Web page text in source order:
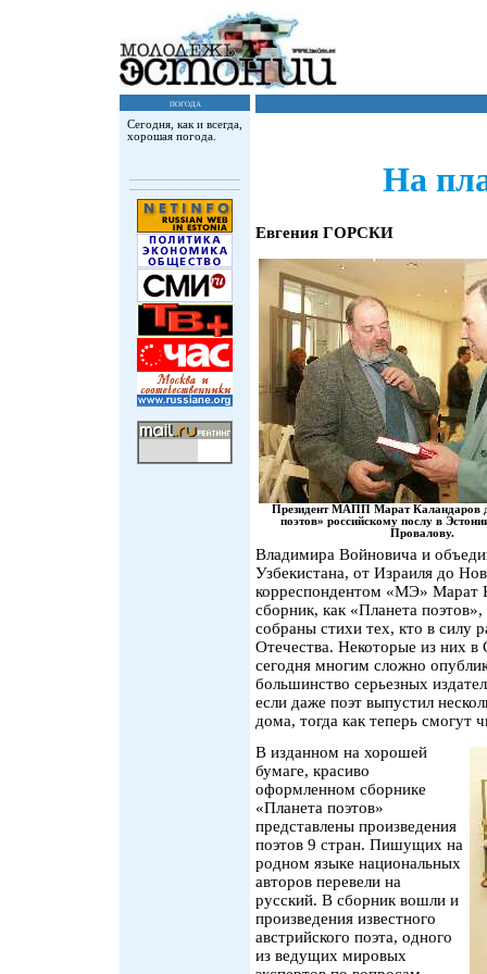
погода
Сегодня, как и всегда,
хорошая погода.
На
Евгения ГОРСКИ
Президент МАПП Марат Каландаров
поэтов» российскому послу в
Провалову.
Владимира Войновича и
Узбекистана, от Израиля до
корреспондентом «МЭ» Марат
сборник, как «Планета
собраны стихи тех, кто в силу
Отечества. Некоторые из них
сегодня многим сложно
большинство серьезных
если даже поэт выпустил
дома, тогда как теперь смогут
В изданном на хорошей
бумаге, красиво
оформленном сборнике
«Планета поэтов»
представлены произведения
поэтов 9 стран. Пишущих на
родном языке национальных
авторов перевели на
русский. В сборник вошли и
произведения известного
австрийского поэта, одного
из ведущих мировых